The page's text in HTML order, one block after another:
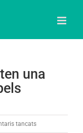
una
tancatsa